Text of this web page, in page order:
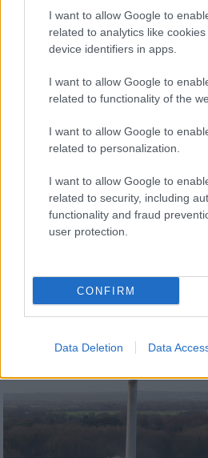
I want to allow Google to
related to analytics like
device identifiers in apps.
I want to allow Google to
related to functionality of the
I want to allow Google to
related to personalization.
I want to allow Google to
related to security, including
functionality and fraud
user protection.
CONFIRM
Data Deletion Data
Lifestyle|08.11.2021 12:57
Το γυμνό ημερολόγιο
Cambridge - Αθλητές
ρούχα τους» για καλό
78 άνδρες και γυναίκες
ολόγυμνοι σε διάφορες
πανεπιστημίου